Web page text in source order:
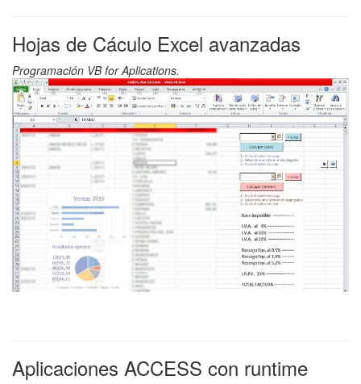
Hojas de Cáculo Excel avanzadas
Programación VB for Aplications.
Aplicaciones ACCESS con runtime